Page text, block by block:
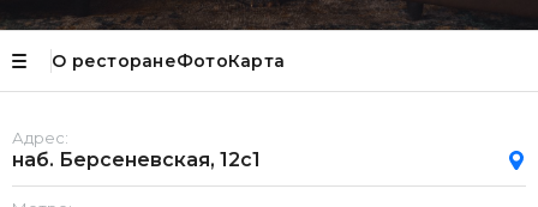
О ресторанеФотоКарта
Адрес:
наб. Берсеневская, 12с1